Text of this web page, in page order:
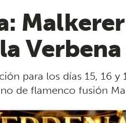
para los días 15, 16
de flamenco fusión